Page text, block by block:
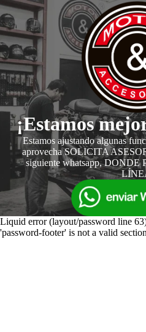
¡Estamos
Estamos ajustando algunas
aprovecha SOLICITA
siguiente whatsapp,
Liquid error (layout/password line
'password-footer' is not a valid